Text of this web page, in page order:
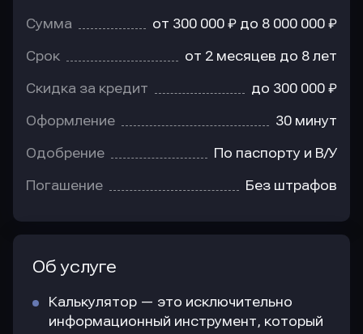
Сумма от 300 000 ₽ до 8 000 000 ₽
Срок от 2 месяцев до 8 лет
Скидка за кредит до 300 000 ₽
Оформление 30 минут
Одобрение По паспорту и В/У
Погашение Без штрафов
Об услуге
Калькулятор — это исключительно
информационный инструмент, который